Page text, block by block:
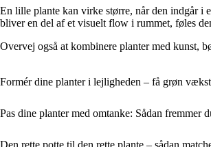
En lille plante kan virke større, når den indgår i
bliver en del af et visuelt flow i rummet, føles
Overvej også at kombinere planter med kunst,
Formér dine planter i lejligheden – få grøn
Pas dine planter med omtanke: Sådan fremmer
Den rette potte til den rette plante – sådan